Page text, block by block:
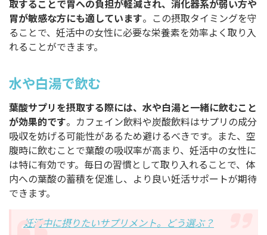
取することで胃への負担が軽減され、消化器系が弱い方や
胃が敏感な方にも適しています。この摂取タイミングを守
ることで、妊活中の女性に必要な栄養素を効率よく取り入
れることができます。
水や白湯で飲む
葉酸サプリを摂取する際には、水や白湯と一緒に飲むこと
が効果的です。カフェイン飲料や炭酸飲料はサプリの成分
吸収を妨げる可能性があるため避けるべきです。また、空
腹時に飲むことで葉酸の吸収率が高まり、妊活中の女性に
は特に有効です。毎日の習慣として取り入れることで、体
内への葉酸の蓄積を促進し、より良い妊活サポートが期待
できます。
妊活中に摂りたいサプリメント。どう選ぶ？